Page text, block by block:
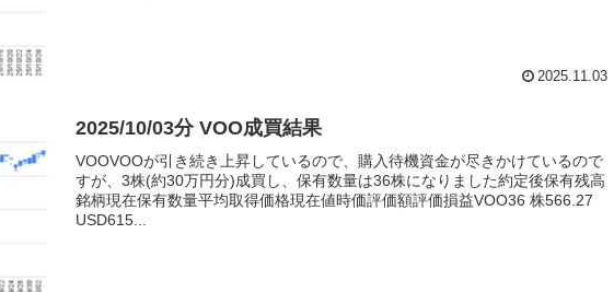
2025.11.03
2025/10/03分 VOO成買結果
VOOVOOが引き続き上昇しているので、購入待機資金が尽きかけているので
すが、3株(約30万円分)成買し、保有数量は36株になりました約定後保有残高
銘柄現在保有数量平均取得価格現在値時価評価額評価損益VOO36 株566.27
USD615...